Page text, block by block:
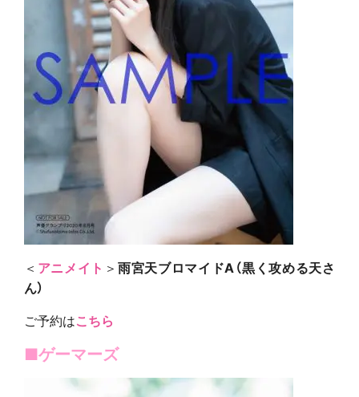
＜ アニメイト ＞ 雨宮天ブロマイドA（黒く攻める天さ
ん）
ご予約はこちら
■ゲーマーズ